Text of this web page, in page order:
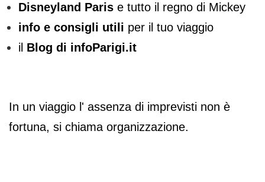
Disneyland Paris e tutto il regno di Mickey
info e consigli utili per il tuo viaggio
il Blog di infoParigi.it
In un viaggio l' assenza di imprevisti non è
fortuna, si chiama organizzazione.